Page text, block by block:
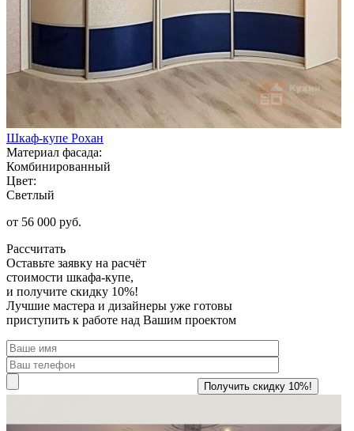
Шкаф-купе Рохан
Материал фасада:
Комбинированный
Цвет:
Светлый
от 56 000 руб.
Рассчитать
Оставьте заявку на расчёт
стоимости шкафа-купе,
и получите скидку 10%!
Лучшие мастера и дизайнеры уже готовы
приступить к работе над Вашим проектом